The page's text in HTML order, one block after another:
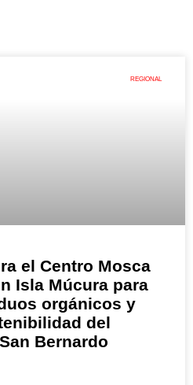
REGIONAL
el Centro Mosca
Isla Múcura para
orgánicos y
del
Bernardo